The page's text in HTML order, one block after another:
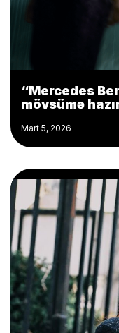
“Mercedes
mövsümə
Mart 5, 2026